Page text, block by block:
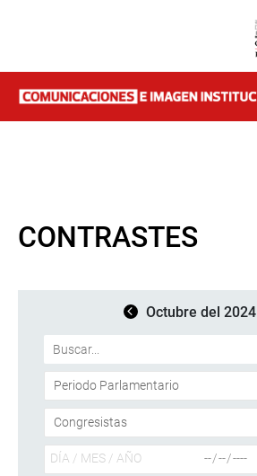
CONTRASTES
Octubre del 2024